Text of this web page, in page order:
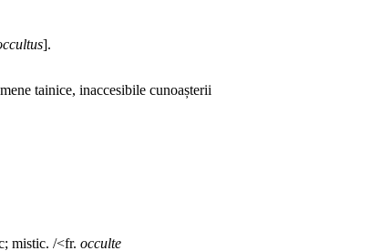
].
tainice, inaccesibile cunoașterii
mistic. /<fr. occulte